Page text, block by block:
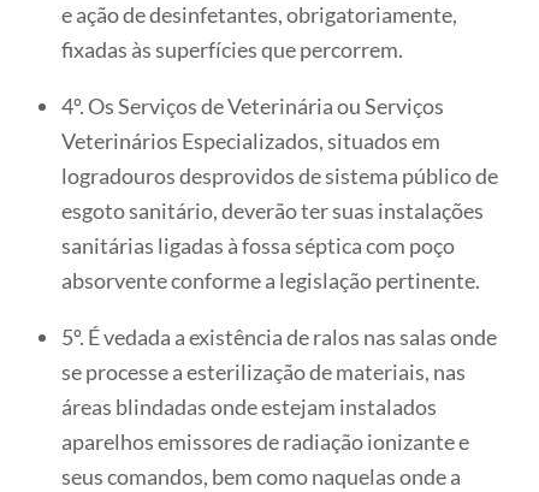
e ação de desinfetantes, obrigatoriamente,
fixadas às superfícies que percorrem.
4º. Os Serviços de Veterinária ou Serviços
Veterinários Especializados, situados em
logradouros desprovidos de sistema público de
esgoto sanitário, deverão ter suas instalações
sanitárias ligadas à fossa séptica com poço
absorvente conforme a legislação pertinente.
5º. É vedada a existência de ralos nas salas onde
se processe a esterilização de materiais, nas
áreas blindadas onde estejam instalados
aparelhos emissores de radiação ionizante e
seus comandos, bem como naquelas onde a